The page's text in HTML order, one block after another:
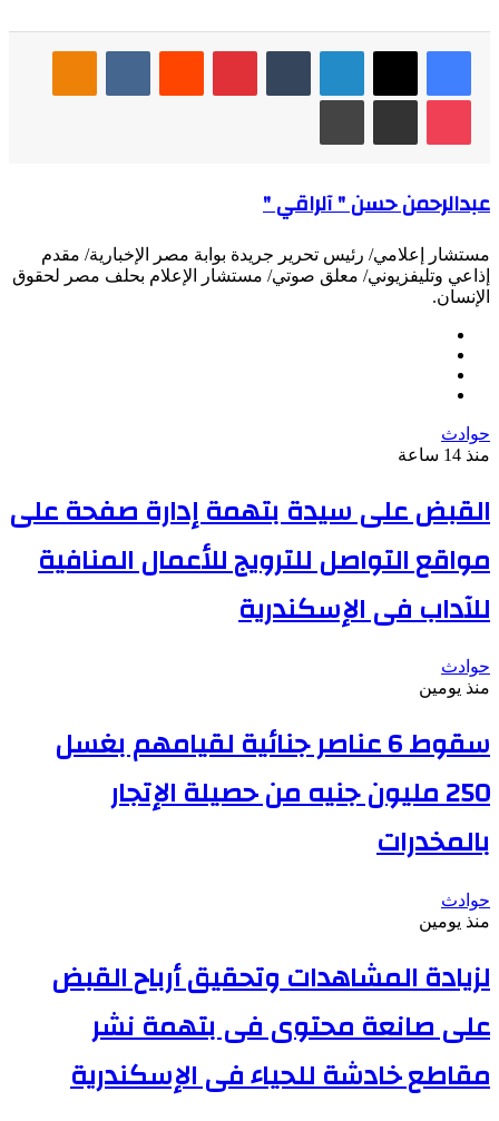
فيسبوك‫X لينكدإن بينتيريست
‫Pocket مشاركة عبر البريد طباعة
عبدالرحمن حسن " آلراقي "
مستشار إعلامي/ رئيس تحرير جريدة بوابة مصر الإخبارية/ مقدم
إذاعي وتليفزيوني/ معلق صوتي/ مستشار الإعلام بحلف مصر لحقوق
الإنسان.
حوادث
منذ 14 ساعة
القبض على سيدة بتهمة إدارة صفحة على
مواقع التواصل للترويج للأعمال المنافية
للآداب فى الإسكندرية
حوادث
منذ يومين
سقوط 6 عناصر جنائية لقيامهم بغسل
250 مليون جنيه من حصيلة الإتجار
بالمخدرات
حوادث
منذ يومين
لزيادة المشاهدات وتحقيق أرباح القبض
على صانعة محتوى فى بتهمة نشر
مقاطع خادشة للحياء فى الإسكندرية